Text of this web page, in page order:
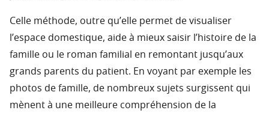
Celle méthode, outre qu’elle permet de visualiser
l’espace domestique, aide à mieux saisir l’histoire de la
famille ou le roman familial en remontant jusqu’aux
grands parents du patient. En voyant par exemple les
photos de famille, de nombreux sujets surgissent qui
mènent à une meilleure compréhension de la